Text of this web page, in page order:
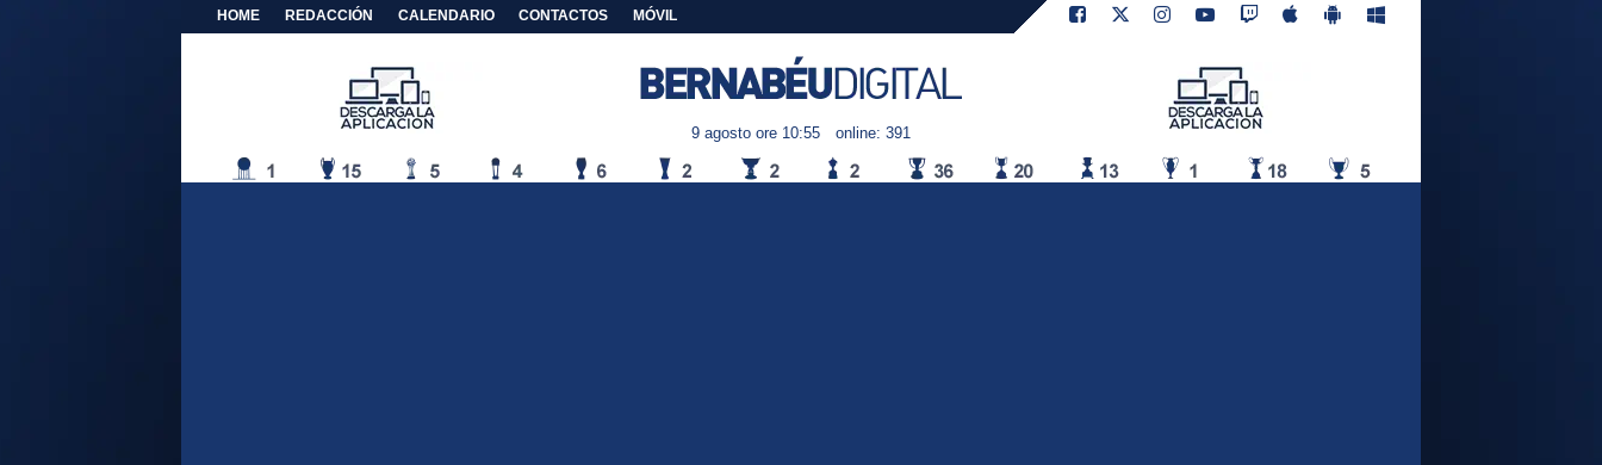
HOME REDACCIÓN CALENDARIO CONTACTOS MÓVIL
9 agosto ore 10:55 online: 391